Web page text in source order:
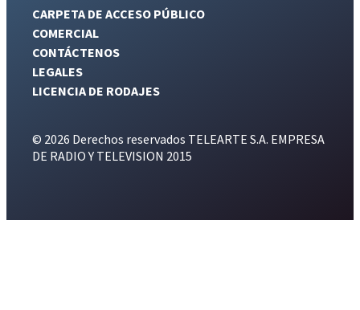
CARPETA DE ACCESO PÚBLICO
COMERCIAL
CONTÁCTENOS
LEGALES
LICENCIA DE RODAJES
© 2026 Derechos reservados TELEARTE S.A. EMPRESA
DE RADIO Y TELEVISION 2015